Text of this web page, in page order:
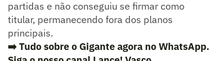
partidas e não conseguiu se firmar como
titular, permanecendo fora dos planos
principais.
➡️ Tudo sobre o Gigante agora no WhatsApp.